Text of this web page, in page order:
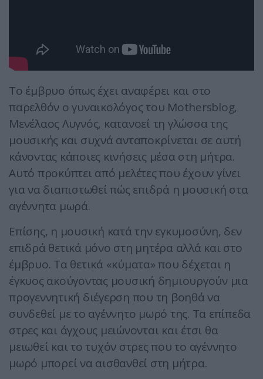
Το έμβρυο όπως έχει αναφέρει και στο
παρελθόν ο γυναικολόγος του Mothersblog,
Μενέλαος Λυγνός, κατανοεί τη γλώσσα της
μουσικής και συχνά ανταποκρίνεται σε αυτή
κάνοντας κάποιες κινήσεις μέσα στη μήτρα.
Αυτό προκύπτει από μελέτες που έχουν γίνει
για να διαπιστωθεί πώς επιδρά η μουσική στα
αγέννητα μωρά.
Επίσης, η μουσική κατά την εγκυμοσύνη, δεν
επιδρά θετικά μόνο στη μητέρα αλλά και στο
έμβρυο. Τα θετικά «κύματα» που δέχεται η
έγκυος ακούγοντας μουσική δημιουργούν μια
προγεννητική διέγερση που τη βοηθά να
συνδεθεί με το αγέννητο μωρό της. Τα επίπεδα
στρες και άγχους μειώνονται και έτσι θα
μειωθεί και το τυχόν στρες που το αγέννητο
μωρό μπορεί να αισθανθεί στη μήτρα.